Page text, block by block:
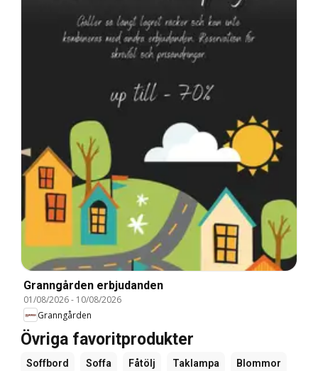
Granngården erbjudanden
01/08/2026- 10/08/2026
Granngården
Övriga favoritprodukter
Soffbord Soffa Fåtölj Taklampa Blommor